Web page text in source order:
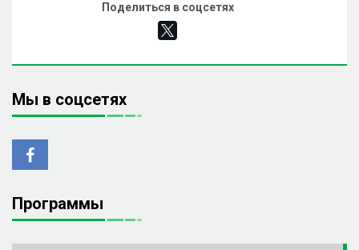
Поделиться в соцсетях
Мы в соцсетях
Программы